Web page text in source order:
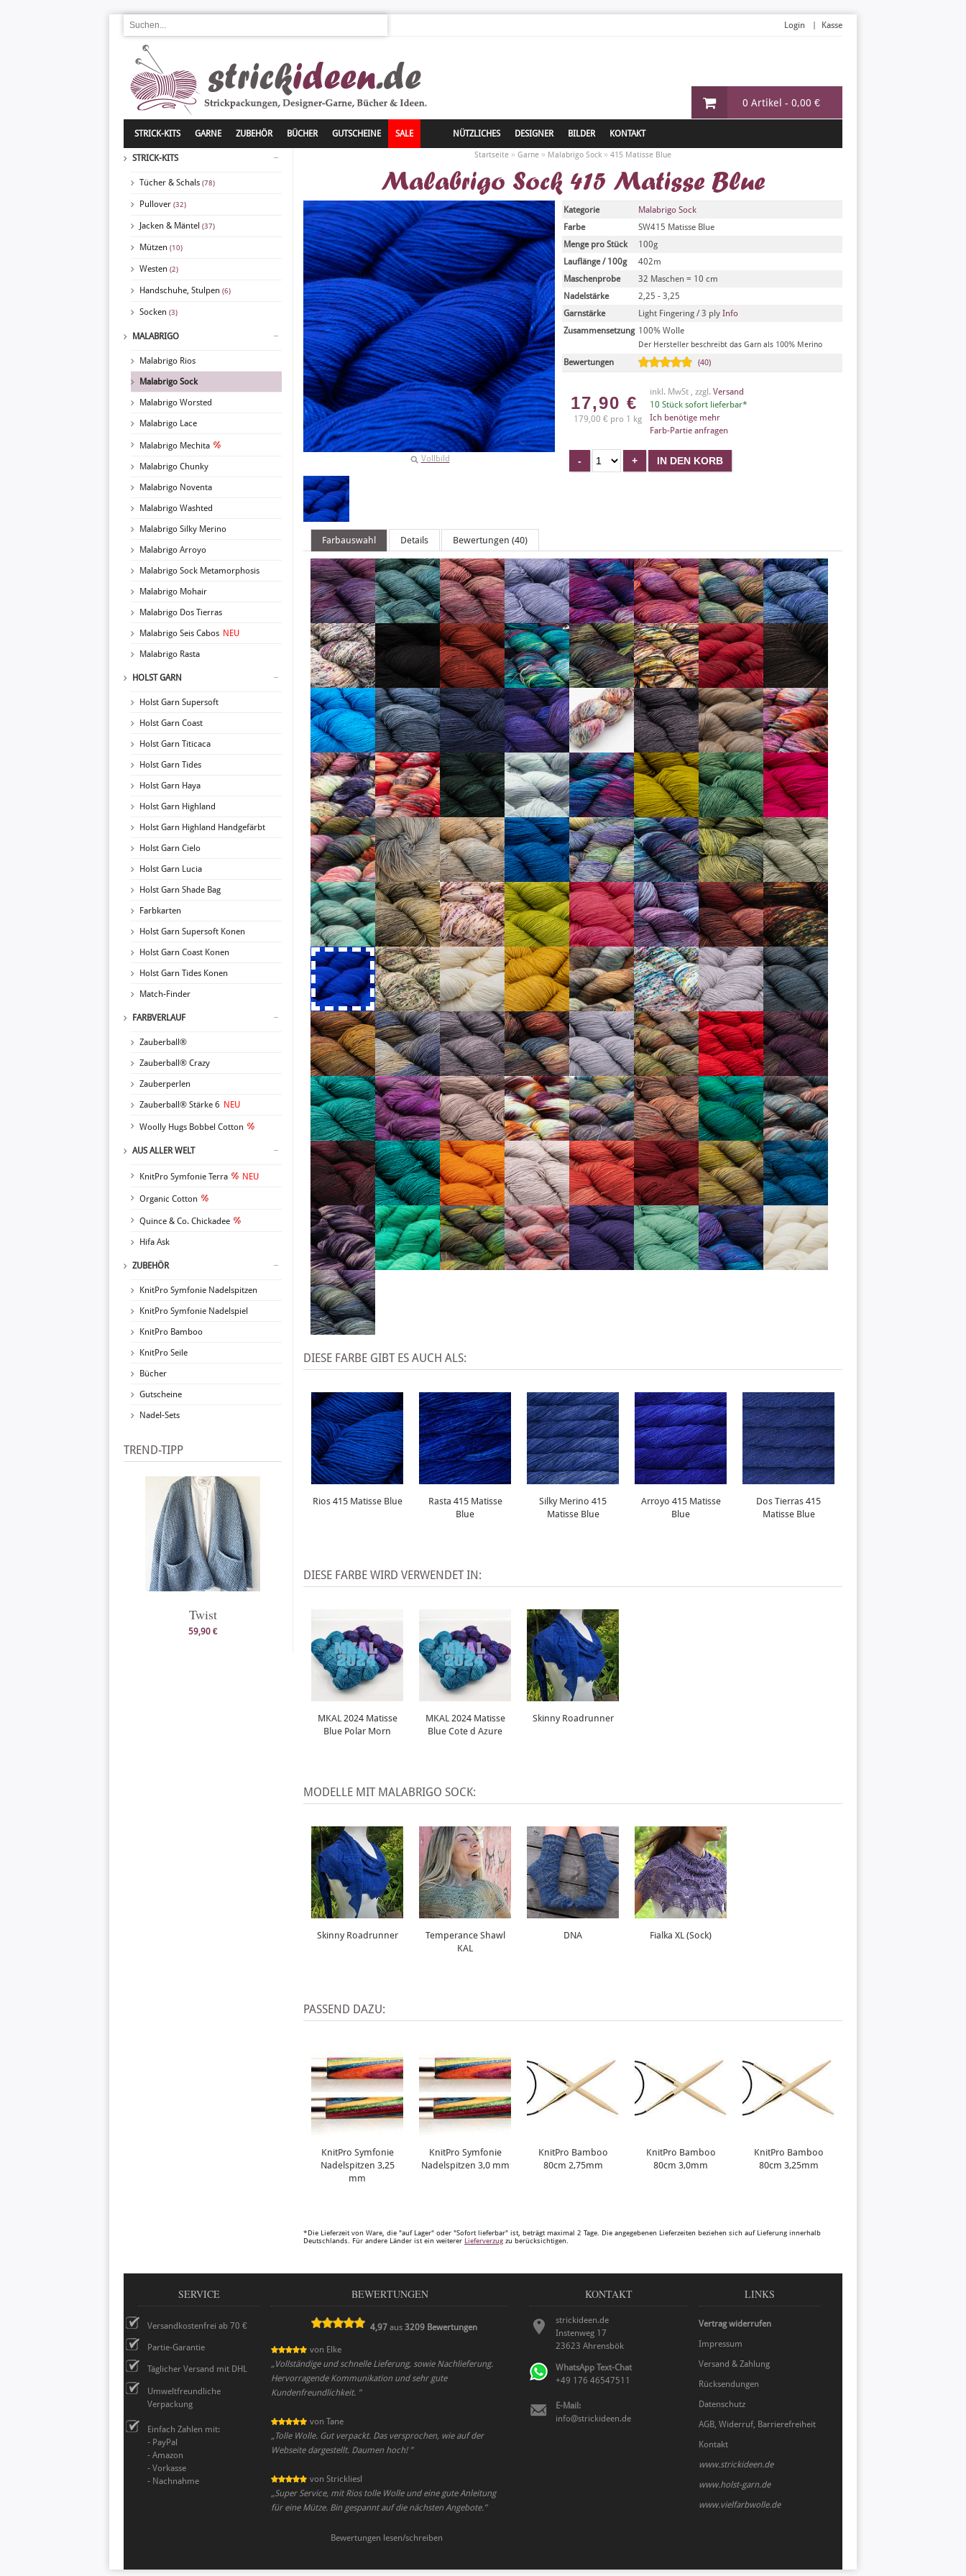
0 Artikel - 0,00 €
Login Kasse
STRICK-KITS GARNE ZUBEHÖR BÜCHER GUTSCHEINE SALE NÜTZLICHES DESIGNER BILDER KONTAKT
STRICK-KITS
Tücher & Schals (78)
Pullover (32)
Jacken & Mäntel (37)
Mützen (10)
Westen (2)
Handschuhe, Stulpen (6)
Socken (3)
MALABRIGO
Malabrigo Rios
Malabrigo Sock
Malabrigo Worsted
Malabrigo Lace
Malabrigo Mechita
Malabrigo Chunky
Malabrigo Noventa
Malabrigo Washted
Malabrigo Silky Merino
Malabrigo Arroyo
Malabrigo Sock Metamorphosis
Malabrigo Mohair
Malabrigo Dos Tierras
Malabrigo Seis Cabos NEU
Malabrigo Rasta
HOLST GARN
Holst Garn Supersoft
Holst Garn Coast
Holst Garn Titicaca
Holst Garn Tides
Holst Garn Haya
Holst Garn Highland
Holst Garn Highland Handgefärbt
Holst Garn Cielo
Holst Garn Lucia
Holst Garn Shade Bag
Farbkarten
Holst Garn Supersoft Konen
Holst Garn Coast Konen
Holst Garn Tides Konen
Match-Finder
FARBVERLAUF
Zauberball®
Zauberball® Crazy
Zauberperlen
Zauberball® Stärke 6 NEU
Woolly Hugs Bobbel Cotton
AUS ALLER WELT
KnitPro Symfonie Terra NEU
Organic Cotton
Quince & Co. Chickadee
Hifa Ask
ZUBEHÖR
KnitPro Symfonie Nadelspitzen
KnitPro Symfonie Nadelspiel
KnitPro Bamboo
KnitPro Seile
Bücher
Gutscheine
Nadel-Sets
TREND-TIPP
Twist
59,90 €
Startseite » Garne » Malabrigo Sock » 415 Matisse Blue
Malabrigo Sock 415 Matisse Blue
Vollbild
Kategorie
Malabrigo Sock
Farbe
SW415 Matisse Blue
Menge pro Stück
100g
Lauflänge / 100g
402m
Maschenprobe
32 Maschen = 10 cm
Nadelstärke
2,25 - 3,25
Garnstärke
Light Fingering / 3 ply Info
Zusammensetzung 100% Wolle
Der Hersteller beschreibt das Garn als 100% Merino
Bewertungen (40)
17,90 €
179,00 € pro 1 kg
inkl. MwSt , zzgl. Versand
10 Stück sofort lieferbar*
Ich benötige mehr
Farb-Partie anfragen
Farbauswahl Details Bewertungen (40)
DIESE FARBE GIBT ES AUCH ALS:
Rios 415 Matisse Blue
Rasta 415 Matisse
Blue
Silky Merino 415
Matisse Blue
Arroyo 415 Matisse
Blue
Dos Tierras 415
Matisse Blue
DIESE FARBE WIRD VERWENDET IN:
MKAL 2024 Matisse
Blue Polar Morn
MKAL 2024 Matisse
Blue Cote d Azure
Skinny Roadrunner
MODELLE MIT MALABRIGO SOCK:
Skinny Roadrunner
Temperance Shawl
KAL
DNA Fialka XL (Sock)
PASSEND DAZU:
KnitPro Symfonie
Nadelspitzen 3,25
mm
KnitPro Symfonie
Nadelspitzen 3,0 mm
KnitPro Bamboo
80cm 2,75mm
KnitPro Bamboo
80cm 3,0mm
KnitPro Bamboo
80cm 3,25mm
*Die Lieferzeit von Ware, die "auf Lager" oder "Sofort lieferbar" ist, beträgt maximal 2 Tage. Die angegebenen Lieferzeiten beziehen sich auf Lieferung innerhalb
Deutschlands. Für andere Länder ist ein weiterer Lieferverzug zu berücksichtigen.
SERVICE
Versandkostenfrei ab 70 €
Partie-Garantie
Täglicher Versand mit DHL
Umweltfreundliche
Verpackung
Einfach Zahlen mit:
- PayPal
- Amazon
- Vorkasse
- Nachnahme
BEWERTUNGEN
4,97 aus3209 Bewertungen
von Elke
„Vollständige und schnelle Lieferung, sowie Nachlieferung.
Hervorragende Kommunikation und sehr gute
Kundenfreundlichkeit. ”
von Tane
„Tolle Wolle. Gut verpackt. Das versprochen, wie auf der
Webseite dargestellt. Daumen hoch! ”
von Strickliesl
„Super Service, mit Rios tolle Wolle und eine gute Anleitung
für eine Mütze. Bin gespannt auf die nächsten Angebote.”
Bewertungen lesen/schreiben
KONTAKT
strickideen.de
Instenweg 17
23623 Ahrensbök
WhatsApp Text-Chat
+49 176 46547511
E-Mail:
info@strickideen.de
LINKS
Vertrag widerrufen
Impressum
Versand & Zahlung
Rücksendungen
Datenschutz
AGB, Widerruf, Barrierefreiheit
Kontakt
www.strickideen.de
www.holst-garn.de
www.vielfarbwolle.de